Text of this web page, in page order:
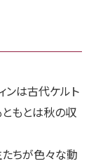
ンは古代ケルト
もとは秋の収
ちが色々な動